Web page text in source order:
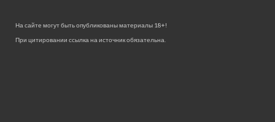
На сайте могут быть опубликованы материалы 18+!
При цитировании ссылка на источник обязательна.